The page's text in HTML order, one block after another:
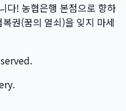
다! 농협은행 본점으로 향하
권(꿈의 열쇠)을 잊지 마세